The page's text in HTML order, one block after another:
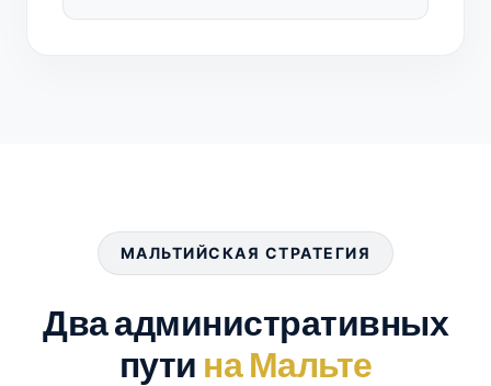
МАЛЬТИЙСКАЯ СТРАТЕГИЯ
Два административных
пути на Мальте